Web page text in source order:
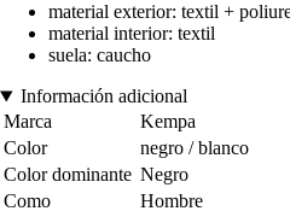
material exterior: textil +
material interior: textil
suela: caucho
Información adicional
Marca
Kempa
Color
negro / blanco
Color dominante Negro
Como
Hombre